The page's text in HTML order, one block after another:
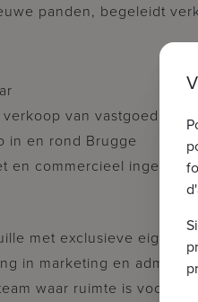
panden, begeleidt
van vastgoed
in en rond Brugge
en commercieel ingesteld
met exclusieve
in marketing en
waar ruimte is voor groei